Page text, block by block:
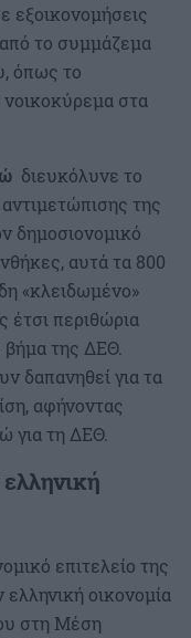
εξοικονομήσεις
το συμμάζεμα
όπως το
νοικοκύρεμα στα
διευκόλυνε το
της
δημοσιονομικό
αυτά τα 800
«κλειδωμένο»
περιθώρια
της ΔΕΘ.
δαπανηθεί για τα
αφήνοντας
για τη ΔΕΘ.
επιτελείο της
οικονομία
στη Μέση